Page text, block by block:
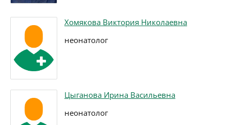
Хомякова Виктория Николаевна
неонатолог
Цыганова Ирина Васильевна
неонатолог